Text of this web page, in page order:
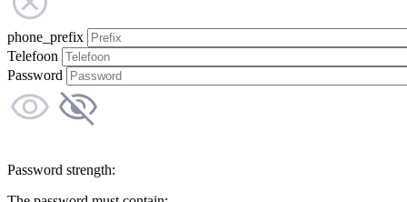
phone_prefix
Telefoon
Password
Password strength: